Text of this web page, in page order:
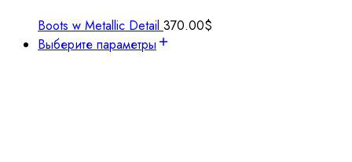
Boots w Metallic Detail 370.00$
Выберите параметры